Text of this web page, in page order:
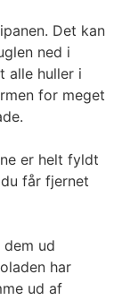
Det kan
ned i
alle huller i
for meget
er helt fyldt
får fjernet
ud
har
ud af